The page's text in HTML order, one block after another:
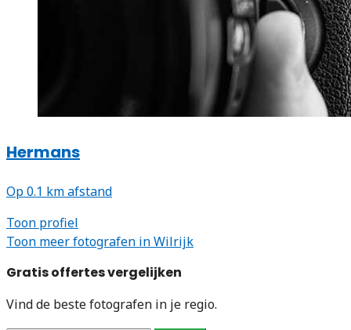
Hermans
Op 0.1 km afstand
Toon profiel
Toon meer fotografen in Wilrijk
Gratis offertes vergelijken
Vind de beste fotografen in je regio.